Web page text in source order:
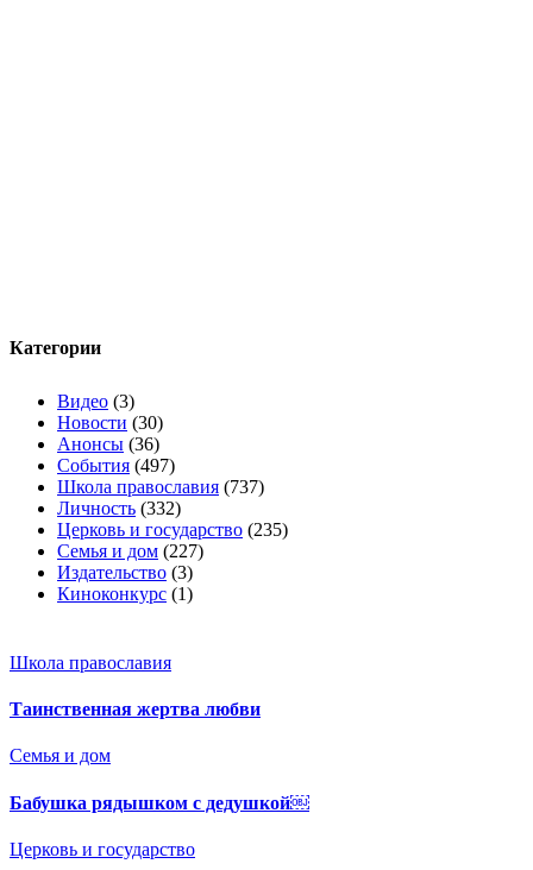
Категории
Видео (3)
Новости (30)
Анонсы (36)
События (497)
Школа православия (737)
Личность (332)
Церковь и государство (235)
Семья и дом (227)
Издательство (3)
Киноконкурс (1)
Школа православия
Таинственная жертва любви
Семья и дом
Бабушка рядышком с дедушкой￼
Церковь и государство